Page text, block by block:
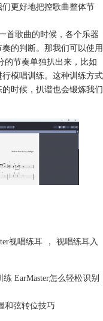
更好地把控歌曲整体节
首歌曲的时候，各个乐器
的判断。那我们可以使用
的节奏单独扒出来，比如
模唱训练。这种训练方式
时候，扒谱也会锻炼我们
但是想要系统性的学习，
具来帮助我们学习，而说
帮助我们开展训练，它
视唱练耳 ，
视唱练耳入
EarMaster怎么轻松识别
和弦转位技巧